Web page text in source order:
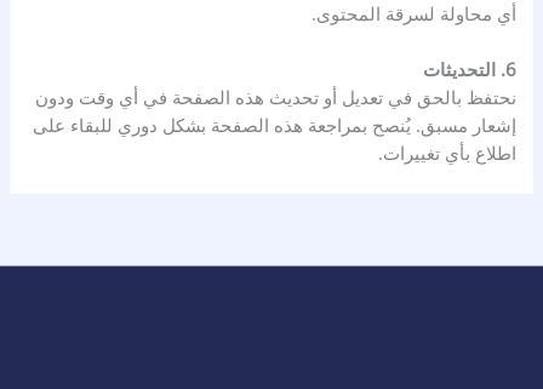
أي محاولة لسرقة المحتوى.
6. التحديثات
نحتفظ بالحق في تعديل أو تحديث هذه الصفحة في أي وقت ودون
إشعار مسبق. يُنصح بمراجعة هذه الصفحة بشكل دوري للبقاء على
اطلاع بأي تغييرات.